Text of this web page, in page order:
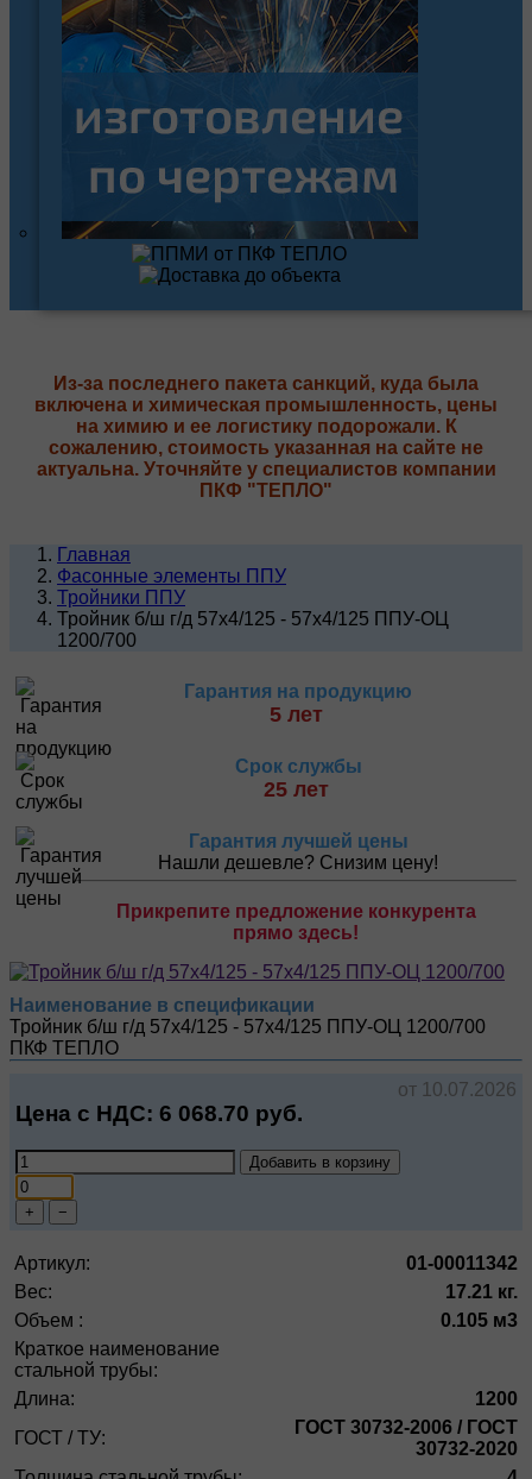
Из-за последнего пакета санкций, куда была
включена и химическая промышленность, цены
на химию и ее логистику подорожали. К
сожалению, стоимость указанная на сайте не
актуальна. Уточняйте у специалистов компании
ПКФ "ТЕПЛО"
Главная
Фасонные элементы ППУ
Тройники ППУ
Тройник б/ш г/д 57х4/125 - 57х4/125 ППУ-ОЦ
1200/700
Гарантия на продукцию
5 лет
Срок службы
25 лет
Гарантия лучшей цены
Нашли дешевле? Снизим цену!
Прикрепите предложение конкурента
прямо здесь!
Наименование в спецификации
Тройник б/ш г/д 57х4/125 - 57х4/125 ППУ-ОЦ 1200/700
ПКФ ТЕПЛО
от 10.07.2026
Цена с НДС: 6 068.70 руб.
Добавить в корзину
+ −
Артикул:
01-00011342
Вес:
17.21 кг.
Объем :
0.105 м3
Краткое наименование
стальной трубы:
Длина:
1200
ГОСТ / ТУ:
ГОСТ 30732-2006 / ГОСТ
30732-2020